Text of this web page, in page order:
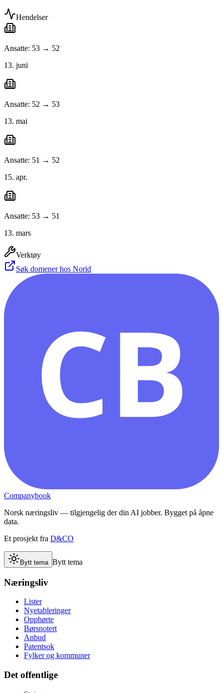
Hendelser
Ansatte: 53 → 52
13. juni
Ansatte: 52 → 53
13. mai
Ansatte: 51 → 52
15. apr.
Ansatte: 53 → 51
13. mars
Verktøy
Søk domener hos Norid
CB
Companybook
Norsk næringsliv — tilgjengelig der din AI jobber. Bygget på åpne
data.
Et prosjekt fra D&CO
Bytt tema Bytt tema
Næringsliv
Lister
Nyetableringer
Opphørte
Børsnotert
Anbud
Patentsok
Fylker og kommuner
Det offentlige